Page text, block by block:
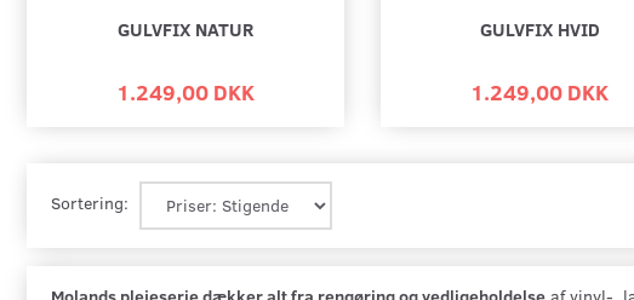
GULVFIX NATUR
1.249,00 DKK
GULVFIX HVID
1.249,00 DKK
Sortering: